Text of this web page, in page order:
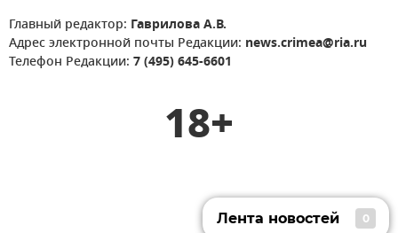
Главный редактор: Гаврилова А.В.
Адрес электронной почты Редакции: news.crimea@ria.ru
Телефон Редакции: 7 (495) 645-6601
18+
Лента новостей 0